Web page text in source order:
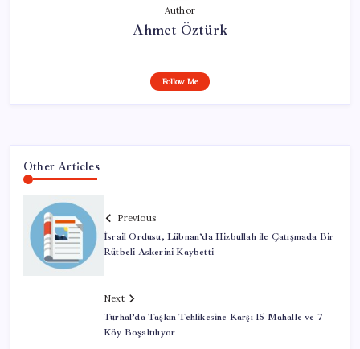
Author
Ahmet Öztürk
Follow Me
Other Articles
Previous
İsrail Ordusu, Lübnan’da Hizbullah ile Çatışmada Bir
Rütbeli Askerini Kaybetti
Next
Turhal’da Taşkın Tehlikesine Karşı 15 Mahalle ve 7
Köy Boşaltılıyor